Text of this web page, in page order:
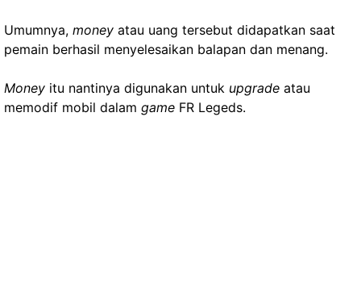
Umumnya, money atau uang tersebut didapatkan saat
pemain berhasil menyelesaikan balapan dan menang.
Money itu nantinya digunakan untuk upgrade atau
memodif mobil dalam game FR Legeds.